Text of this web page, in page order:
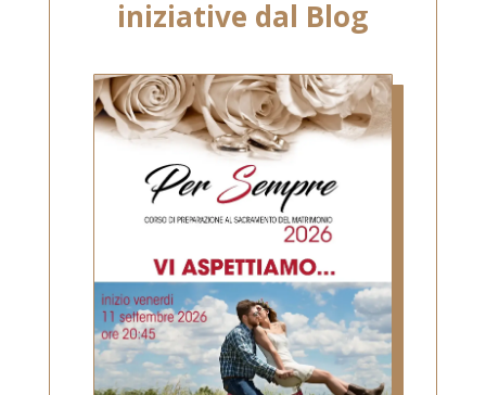
iniziative dal Blog